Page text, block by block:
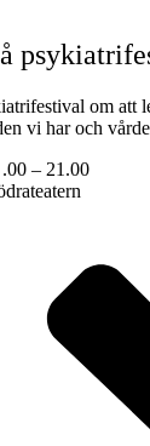
om att
vi har och
– 21.00